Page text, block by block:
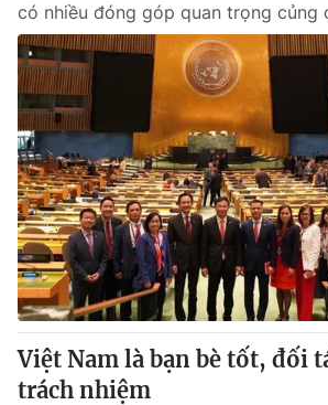
có nhiều đóng góp quan trọng củng
Việt Nam là bạn bè tốt, đối
trách nhiệm